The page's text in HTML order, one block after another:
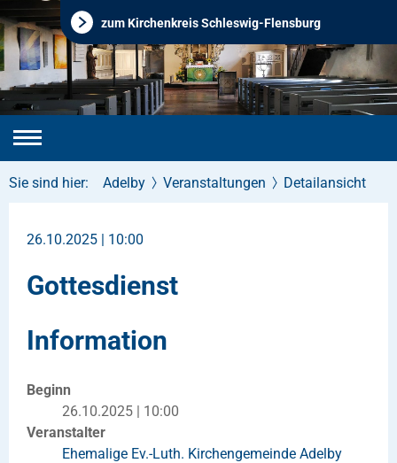
zum Kirchenkreis Schleswig-Flensburg
Sie sind hier: Adelby Veranstaltungen Detailansicht
26.10.2025 | 10:00
Gottesdienst
Information
Beginn
26.10.2025 | 10:00
Veranstalter
Ehemalige Ev.-Luth. Kirchengemeinde Adelby